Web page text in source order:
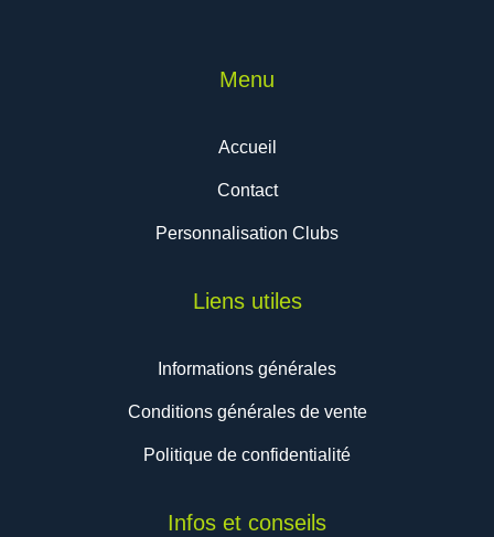
Menu
Accueil
Contact
Personnalisation Clubs
Liens utiles
Informations générales
Conditions générales de vente
Politique de confidentialité
Infos et conseils